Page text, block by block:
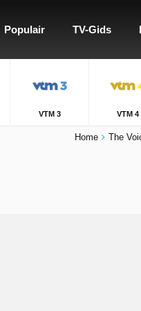
Populair TV-Gids
VTM 3 VTM 4
Home The